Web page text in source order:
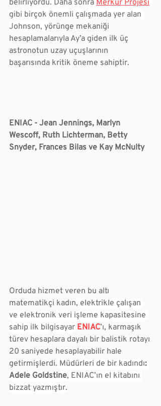
belirliyordu. Daha sonra Merkür Projesi
gibi birçok önemli çalışmada yer alan
Johnson, yörünge mekaniği
hesaplamalarıyla Ay’a giden ilk üç
astronotun uzay uçuşlarının
başarısında kritik öneme sahiptir.
ENIAC - Jean Jennings, Marlyn
Wescoff, Ruth Lichterman, Betty
Snyder, Frances Bilas ve Kay McNulty
Orduda hizmet veren bu altı
matematikçi kadın, elektrikle çalışan
ve elektronik veri işleme kapasitesine
sahip ilk bilgisayar ENIAC’ı, karmaşık
türev hesaplara dayalı bir balistik rotayı
20 saniyede hesaplayabilir hale
getirmişlerdi. Müdürleri de bir kadındı:
Adele Goldstine, ENIAC’ın el kitabını
bizzat yazmıştır.